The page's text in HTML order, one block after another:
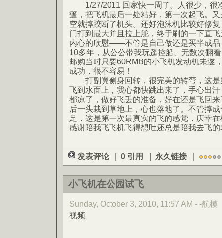
1/27/2011 回家快一周了。人很少，很
篷，把飞机最后一处粘好，第一次起飞。
空就摔跤断了机头。还好泡沫机比较好修
门打到最大并且拉上舵，终于刷的一下直
内心的欣慰——不管是自己做还是买半成品
10多年，从公公带我玩遥控船、无数次翻
邮购当时只要60RMB的小飞机发动机未遂
成功，很不容易！
打副翼侧身回转，很完美的转弯，这是
飞到水面上，我心都快跳出来了，手心出
都凉了，做好飞丢的准备，好在还是飞回
后一头栽到草地上，心也落地了。不管摔
足，这是第一次最真实的飞的感觉，庆幸
感谢陪我飞飞机飞得想吐还总是陪我去飞的
发表评论 | 0 引用 | 永久链接 |
小飞机在公园试飞
Sunday, October 3, 2010, 11:57 AM - -航模
视频